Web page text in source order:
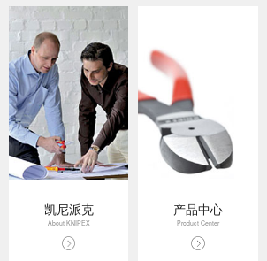
凯尼派克
About KNIPEX
产品中心
Product Center